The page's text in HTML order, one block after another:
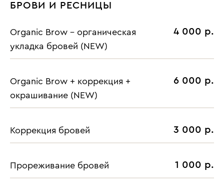
БРОВИ И РЕСНИЦЫ
Organic Brow - органическая
укладка бровей (NEW)
4 000 р.
Organic Brow + коррекция +
окрашивание (NEW)
6 000 р.
Коррекция бровей 3 000 р.
Прореживание бровей 1 000 р.